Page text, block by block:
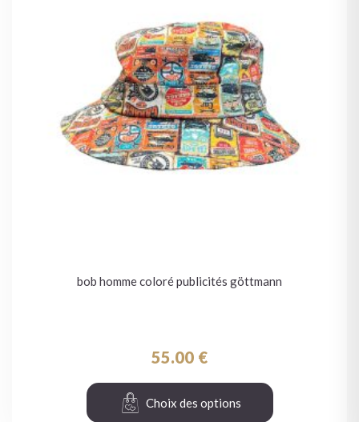
bob homme coloré publicités göttmann
55.00 €
Choix des options